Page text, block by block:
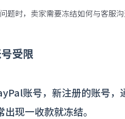
题时，卖家需要冻结如何与客服
受限
账号，新注册的账号
现一收款就冻结。